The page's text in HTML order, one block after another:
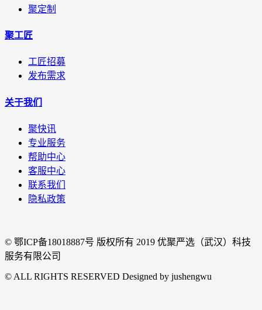
聚定制
聚工匠
工匠招募
发布需求
关于我们
聚快讯
专业服务
帮助中心
客服中心
联系我们
隐私政策
© 鄂ICP备18018887号 版权所有 2019 优聚严选（武汉）科技
服务有限公司
© ALL RIGHTS RESERVED Designed by jushengwu